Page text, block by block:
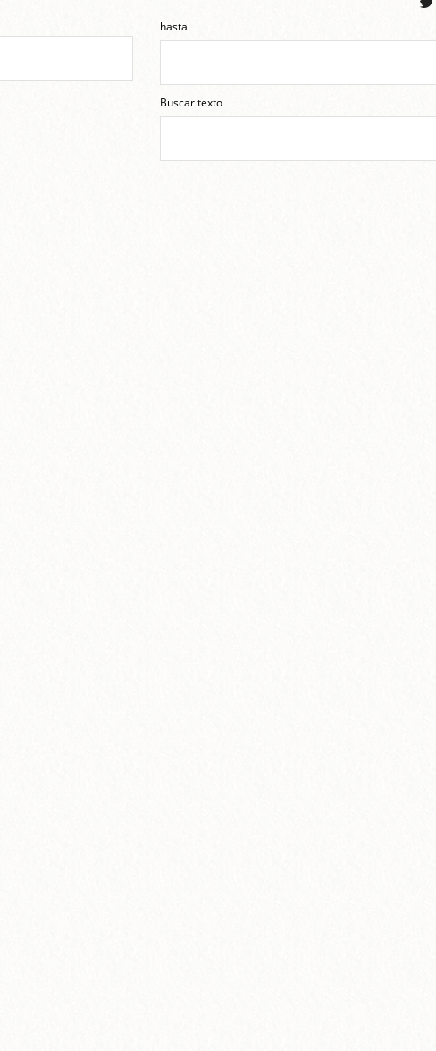
hasta
Buscar texto